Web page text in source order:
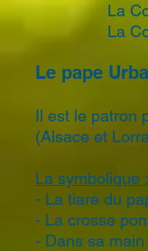
La
La
Le pape
Il est le patron
(Alsace et
La symbolique :
- La tiare du
- La crosse
- Dans sa